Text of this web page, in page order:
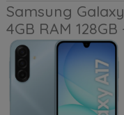
Samsung
4GB RAM